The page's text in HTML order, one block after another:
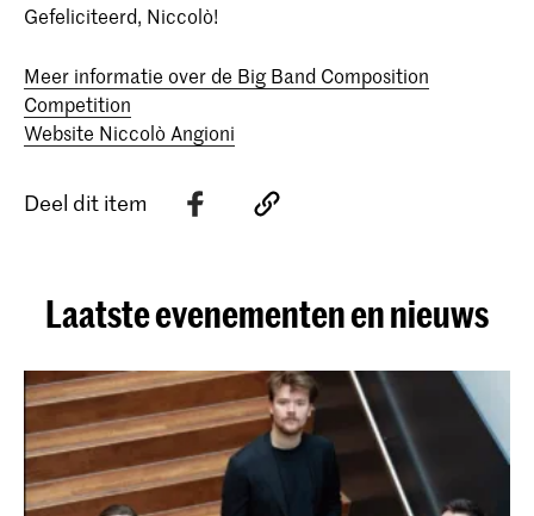
Gefeliciteerd, Niccolò!
Meer informatie over de Big Band Composition
Competition
Website Niccolò Angioni
Deel dit item
Laatste evenementen en nieuws